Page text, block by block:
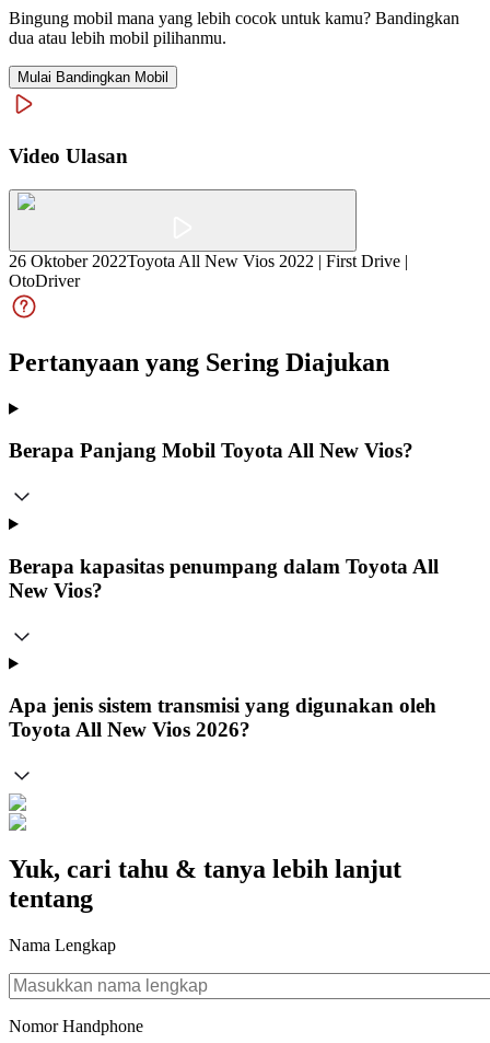
Bingung mobil mana yang lebih cocok untuk kamu? Bandingkan
dua atau lebih mobil pilihanmu.
Mulai Bandingkan Mobil
Video Ulasan
26 Oktober 2022Toyota All New Vios 2022 | First Drive |
OtoDriver
Pertanyaan yang Sering Diajukan
Berapa Panjang Mobil Toyota All New Vios?
Berapa kapasitas penumpang dalam Toyota All
New Vios?
Apa jenis sistem transmisi yang digunakan oleh
Toyota All New Vios 2026?
Yuk, cari tahu & tanya lebih lanjut
tentang
Nama Lengkap
Nomor Handphone